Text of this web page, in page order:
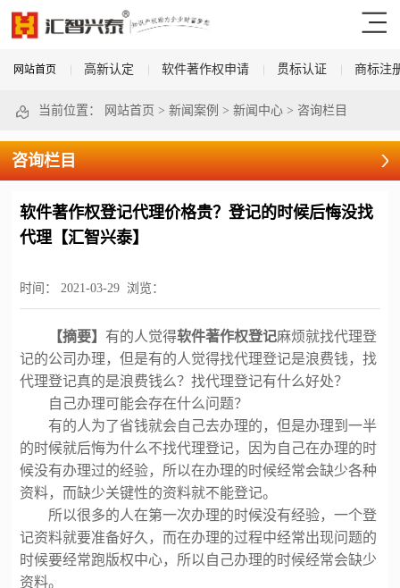
网站首页 高新认定 软件著作权申请 贯标认证 商标注
当前位置： 网站首页 > 新闻案例 > 新闻中心> 咨询栏目
咨询栏目
软件著作权登记代理价格贵？登记的时候后悔没找
代理【汇智兴泰】
时间： 2021-03-29 浏览：
【摘要】 有的人觉得软件著作权登记麻烦就找代理登
记的公司办理，但是有的人觉得找代理登记是浪费钱，找
代理登记真的是浪费钱么？找代理登记有什么好处？
自己办理可能会存在什么问题？
有的人为了省钱就会自己去办理的，但是办理到一半
的时候就后悔为什么不找代理登记，因为自己在办理的时
候没有办理过的经验，所以在办理的时候经常会缺少各种
资料，而缺少关键性的资料就不能登记。
所以很多的人在第一次办理的时候没有经验，一个登
记资料就要准备好久，而在办理的过程中经常出现问题的
时候要经常跑版权中心，所以自己办理的时候经常会缺少
资料。